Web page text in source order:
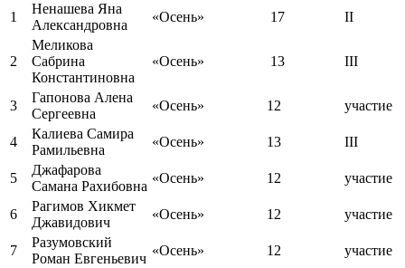
1
Ненашева Яна
Александровна
«Осень» 17 II
2
Меликова
Сабрина
Константиновна
«Осень» 13 III
3
Гапонова Алена
Сергеевна
«Осень» 12 участие
4
Калиева Самира
Рамильевна
«Осень» 13 III
5
Джафарова
Самана Рахибовна
«Осень» 12 участие
6
Рагимов Хикмет
Джавидович
«Осень» 12 участие
7
Разумовский
Роман Евгеньевич
«Осень» 12 участие